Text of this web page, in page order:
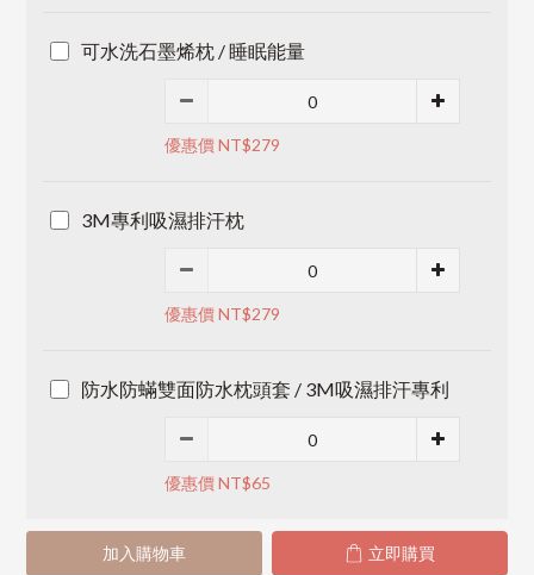
可水洗石墨烯枕 / 睡眠能量
優惠價 NT$279
3M專利吸濕排汗枕
優惠價 NT$279
防水防蟎雙面防水枕頭套 / 3M吸濕排汗專利
優惠價 NT$65
加入購物車 立即購買